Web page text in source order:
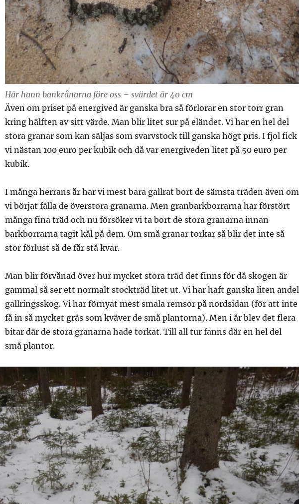
Här hann bankrånarna före oss – svärdet är 40 cm
Även om priset på energived är ganska bra så förlorar en stor torr gran
kring hälften av sitt värde. Man blir litet sur på eländet. Vi har en hel del
stora granar som kan säljas som svarvstock till ganska högt pris. I fjol fick
vi nästan 100 euro per kubik och då var energiveden litet på 50 euro per
kubik.
I många herrans år har vi mest bara gallrat bort de sämsta träden även om
vi börjat fälla de överstora granarna. Men granbarkborrarna har förstört
många fina träd och nu försöker vi ta bort de stora granarna innan
barkborrarna tagit kål på dem. Om små granar torkar så blir det inte så
stor förlust så de får stå kvar.
Man blir förvånad över hur mycket stora träd det finns för då skogen är
gammal så ser ett normalt stockträd litet ut. Vi har haft ganska liten andel
gallringsskog. Vi har förnyat mest smala remsor på nordsidan (för att inte
få in så mycket gräs som kväver de små plantorna). Men i år blev det flera
bitar där de stora granarna hade torkat. Till all tur fanns där en hel del
små plantor.